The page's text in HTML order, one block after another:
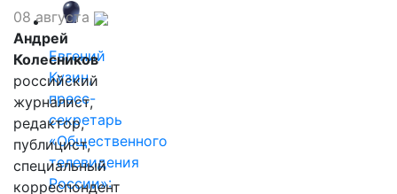
Евгений
Кузин,
пресс-
секретарь
«Общественного
телевидения
России»:
08 августа
Андрей
Колесников
российский
журналист,
редактор,
публицист,
специальный
корреспондент